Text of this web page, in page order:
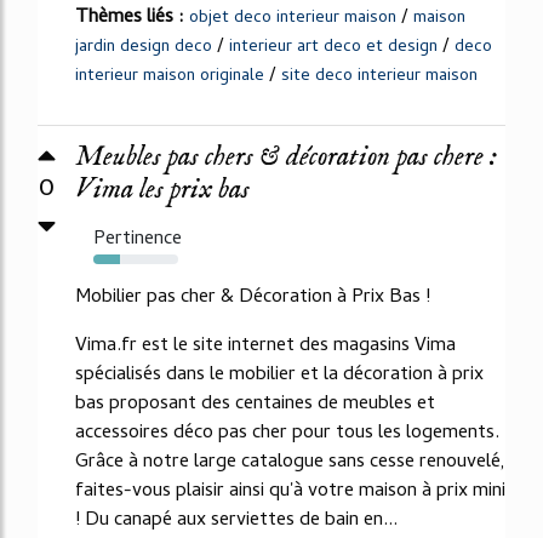
Thèmes liés : objet deco interieur maison /maison
jardin design deco /interieur art deco et design /deco
interieur maison originale /site deco interieur maison
0
Meubles pas chers & décoration pas chere :
Vima les prix bas
Pertinence
31%
Mobilier pas cher & Décoration à Prix Bas !
Vima.fr est le site internet des magasins Vima
spécialisés dans le mobilier et la décoration à prix
bas proposant des centaines de meubles et
accessoires déco pas cher pour tous les logements.
Grâce à notre large catalogue sans cesse renouvelé,
faites-vous plaisir ainsi qu'à votre maison à prix mini
! Du canapé aux serviettes de bain en...